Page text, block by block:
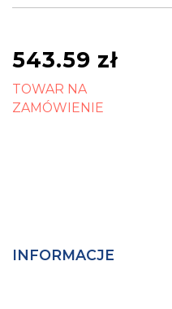
543.59 zł
TOWAR NA
ZAMÓWIENIE
INFORMACJE